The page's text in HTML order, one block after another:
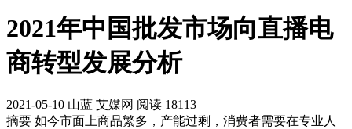
2021年中国批发市场向直播电
商转型发展分析
2021-05-10 山蓝 艾媒网 阅读 18113
摘要 如今市面上商品繁多，产能过剩，消费者需要在专业人